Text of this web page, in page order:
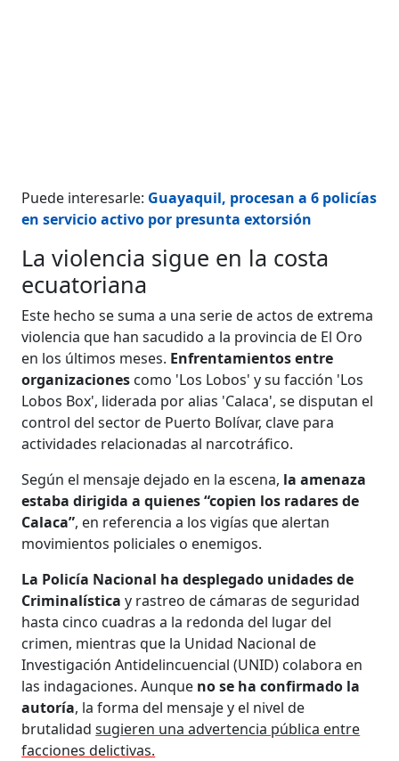
Puede interesarle: Guayaquil, procesan a 6 policías
en servicio activo por presunta extorsión
La violencia sigue en la costa
ecuatoriana
Este hecho se suma a una serie de actos de extrema
violencia que han sacudido a la provincia de El Oro
en los últimos meses. Enfrentamientos entre
organizaciones como 'Los Lobos' y su facción 'Los
Lobos Box', liderada por alias 'Calaca', se disputan el
control del sector de Puerto Bolívar, clave para
actividades relacionadas al narcotráfico.
Según el mensaje dejado en la escena, la amenaza
estaba dirigida a quienes “copien los radares de
Calaca”, en referencia a los vigías que alertan
movimientos policiales o enemigos.
La Policía Nacional ha desplegado unidades de
Criminalística y rastreo de cámaras de seguridad
hasta cinco cuadras a la redonda del lugar del
crimen, mientras que la Unidad Nacional de
Investigación Antidelincuencial (UNID) colabora en
las indagaciones. Aunque no se ha confirmado la
autoría, la forma del mensaje y el nivel de
brutalidadsugieren una advertencia pública entre
facciones delictivas.